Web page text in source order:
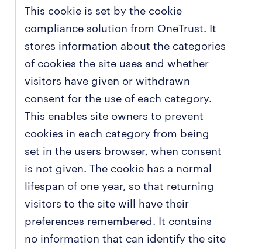
This cookie is set by the cookie
compliance solution from OneTrust. It
stores information about the categories
of cookies the site uses and whether
visitors have given or withdrawn
consent for the use of each category.
This enables site owners to prevent
cookies in each category from being
set in the users browser, when consent
is not given. The cookie has a normal
lifespan of one year, so that returning
visitors to the site will have their
preferences remembered. It contains
no information that can identify the site